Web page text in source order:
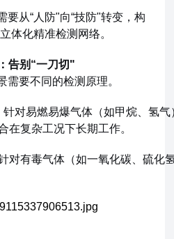
要从“人防"向“技防"转变，构
体化精准检测网络。
告别“一刀切"
需要不同的检测原理。
针对易燃易爆气体（如甲烷、氢
在复杂工况下长期工作。
对有毒气体（如一氧化碳、硫化